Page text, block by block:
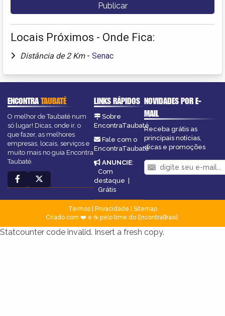
Locais Próximos - Onde Fica:
Distância de 2 Km - Senac
ENCONTRATAUBATÉ
O melhor de Taubaté num
só lugar! Dicas, onde ir, o
que fazer, as melhores
empresas, locais, serviços e
muito mais no guia Encontra
Taubaté.
LINKS RÁPIDOS
Sobre
EncontraTaubaté
Fale com o
EncontraTaubaté
ANUNCIE:
Com
destaque
Grátis
NOVIDADES POR E-
MAIL
Receba grátis as
principais notícias,
dicas e promoções
Termos| Privacidade
Sitemap
Criado com ❤️ e ☕ pelo time do EncontraBrasil
Statcounter code invalid. Insert a fresh copy.